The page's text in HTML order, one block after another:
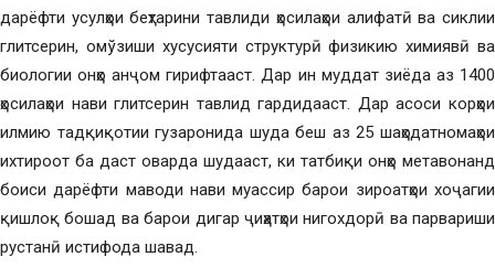
дарёфти усулҳои беҳтарини тавлиди ҳосилаҳои алифатӣ ва сиклии
глитсерин, омўзиши хусусияти структурӣ физикию химиявӣ ва
биологии онҳо анҷом гирифтааст. Дар ин муддат зиёда аз 1400
ҳосилаҳои нави глитсерин тавлид гардидааст. Дар асоси корҳои
илмию тадқиқотии гузаронида шуда беш аз 25 шаҳодатномаҳои
ихтироот ба даст оварда шудааст, ки татбиқи онҳо метавонанд
боиси дарёфти маводи нави муассир барои зироатҳои хоҷагии
қишлоқ бошад ва барои дигар ҷиҳатҳои нигохдорӣ ва парвариши
рустанӣ истифода шавад.